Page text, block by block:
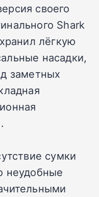
своего
Shark
лёгкую
насадки,
заметных
сумки
неудобные